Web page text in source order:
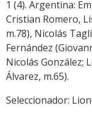
1 (4). Argentina:
Cristian Romero,
m.78), Nicolás
Fernández
Nicolás González;
Álvarez, m.65).
Seleccionador: